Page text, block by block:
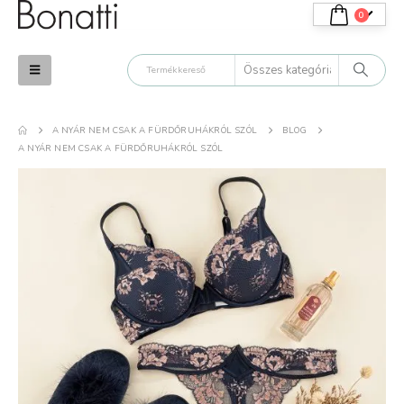
0
A NYÁR NEM CSAK A FÜRDŐRUHÁKRÓL SZÓL
BLOG
A NYÁR NEM CSAK A FÜRDŐRUHÁKRÓL SZÓL